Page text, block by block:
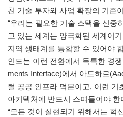
친 기술 투자와 사업 확장의 기준
“우리는 필요한 기술 스택을 신중
고 있는 세계는 양극화된 세계이
지역 생태계를 통합할 수 있어야
인도는 이런 전환에서 독특한 경
ments Interface)에서 아드하르
털 공공 인프라 덕분이고, 이런 기
아키텍처에 반드시 스며들어야 한
“모든 것이 실현되기 위해서는 혁